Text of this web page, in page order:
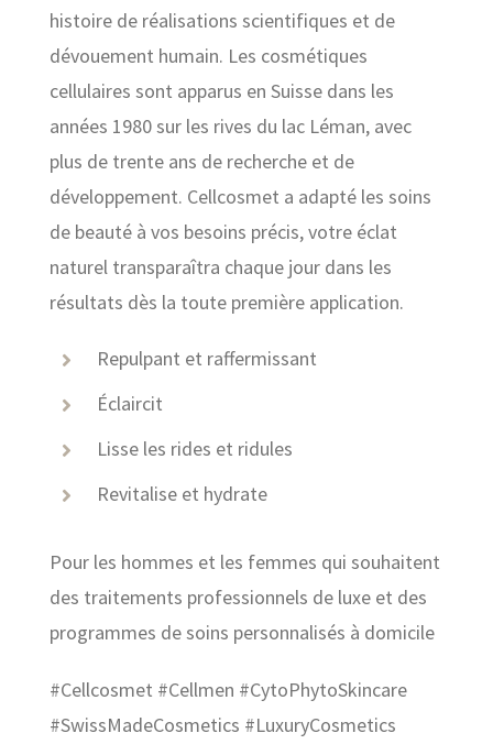
histoire de réalisations scientifiques et de
dévouement humain. Les cosmétiques
cellulaires sont apparus en Suisse dans les
années 1980 sur les rives du lac Léman, avec
plus de trente ans de recherche et de
développement. Cellcosmet a adapté les soins
de beauté à vos besoins précis, votre éclat
naturel transparaîtra chaque jour dans les
résultats dès la toute première application.
Repulpant et raffermissant
Éclaircit
Lisse les rides et ridules
Revitalise et hydrate
Pour les hommes et les femmes qui souhaitent
des traitements professionnels de luxe et des
programmes de soins personnalisés à domicile
#Cellcosmet #Cellmen #CytoPhytoSkincare
#SwissMadeCosmetics #LuxuryCosmetics